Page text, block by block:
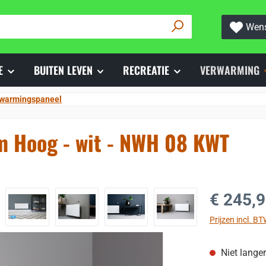
BUITEN LEVEN RECREATIE VERWARMING
Hoog - wit - NWH 08 KWT
Normale
€
Prijzen incl.
Niet